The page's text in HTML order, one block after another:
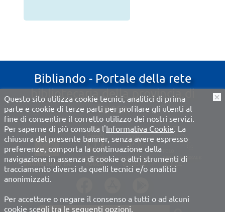
Bibliando - Portale della rete
bibliotecaria della provincia di
Lecce
???site-search.label???
Questo sito utilizza cookie tecnici, analitici di prima
parte e cookie di terze parti per profilare gli utenti al
fine di consentire il corretto utilizzo dei nostri servizi.
Per saperne di più consulta l'Informativa Cookie. La
chiusura del presente banner, senza avere espresso
preferenze, comporta la continuazione della
navigazione in assenza di cookie o altri strumenti di
tracciamento diversi da quelli tecnici e/o analitici
anonimizzati.
Per accettare o negare il consenso a tutti o ad alcuni
cookie scegli tra le seguenti opzioni.